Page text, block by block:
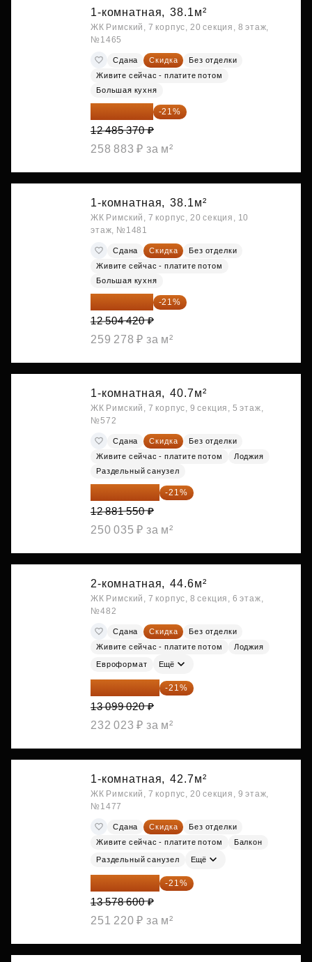
1-комнатная, 38.1м²
ЖК Римский, 7 корпус, 20 секция, 8 этаж,
№1465
Сдана Скидка
Без отделки
Живите сейчас - платите потом
Большая кухня
-21%
12 485 370 ₽
258 883 ₽ за м²
1-комнатная, 38.1м²
ЖК Римский, 7 корпус, 20 секция, 10
этаж, №1481
Сдана Скидка
Без отделки
Живите сейчас - платите потом
Большая кухня
-21%
12 504 420 ₽
259 278 ₽ за м²
1-комнатная, 40.7м²
ЖК Римский, 7 корпус, 9 секция, 5 этаж,
№572
Сдана Скидка
Без отделки
Живите сейчас - платите потом
Лоджия
Раздельный санузел
10 176 425 ₽ -21%
12 881 550 ₽
250 035 ₽ за м²
2-комнатная, 44.6м²
ЖК Римский, 7 корпус, 8 секция, 6 этаж,
№482
Сдана Скидка
Без отделки
Живите сейчас - платите потом
Лоджия
Евроформат Ещё
10 348 226 ₽ -21%
13 099 020 ₽
232 023 ₽ за м²
1-комнатная, 42.7м²
ЖК Римский, 7 корпус, 20 секция, 9 этаж,
№1477
Сдана Скидка
Без отделки
Живите сейчас - платите потом
Балкон
Раздельный санузел Ещё
10 727 094 ₽ -21%
13 578 600 ₽
251 220 ₽ за м²